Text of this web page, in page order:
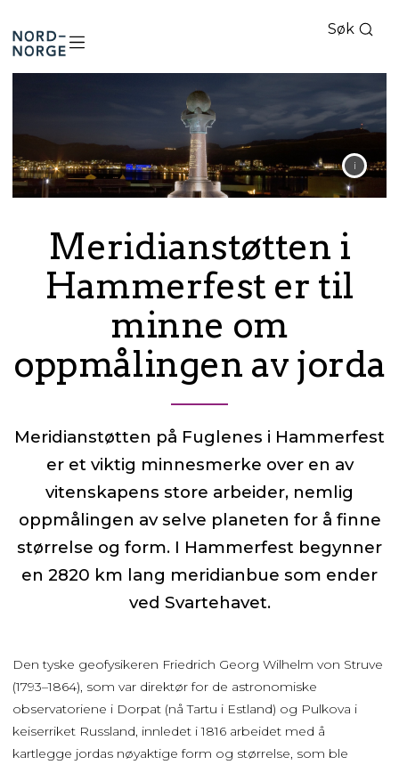
Nord-
Norge
Søk
Meridianstøtten i
Hammerfest er til
minne om
oppmålingen av jorda
Meridianstøtten på Fuglenes i Hammerfest
er et viktig minnesmerke over en av
vitenskapens store arbeider, nemlig
oppmålingen av selve planeten for å finne
størrelse og form. I Hammerfest begynner
en 2820 km lang meridianbue som ender
ved Svartehavet.
Den tyske geofysikeren Friedrich Georg Wilhelm von Struve
(1793–1864), som var direktør for de astronomiske
observatoriene i Dorpat (nå Tartu i Estland) og Pulkova i
keiserriket Russland, innledet i 1816 arbeidet med å
kartlegge jordas nøyaktige form og størrelse, som ble